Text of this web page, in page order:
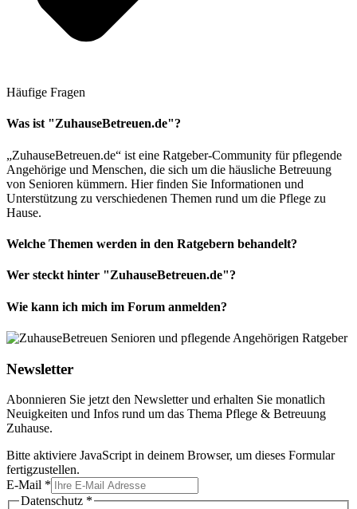
Häufige Fragen
Was ist "ZuhauseBetreuen.de"?
„ZuhauseBetreuen.de“ ist eine Ratgeber-Community für pflegende
Angehörige und Menschen, die sich um die häusliche Betreuung
von Senioren kümmern. Hier finden Sie Informationen und
Unterstützung zu verschiedenen Themen rund um die Pflege zu
Hause.
Welche Themen werden in den Ratgebern behandelt?
Wer steckt hinter "ZuhauseBetreuen.de"?
Wie kann ich mich im Forum anmelden?
Newsletter
Abonnieren Sie jetzt den Newsletter und erhalten Sie monatlich
Neuigkeiten und Infos rund um das Thema Pflege & Betreuung
Zuhause.
Bitte aktiviere JavaScript in deinem Browser, um dieses Formular
fertigzustellen.
E-Mail *
Datenschutz *